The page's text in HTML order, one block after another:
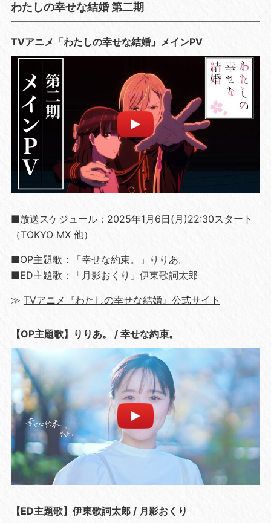
わたしの幸せな結婚 第二期
TVアニメ「わたしの幸せな結婚」メインPV
■放送スケジュール：2025年1月6日(月)22:30スタート
（TOKYO MX 他）
■OP主題歌：「幸せな約束。」りりあ。
■ED主題歌：「月影おくり」伊東歌詞太郎
≫ TVアニメ『わたしの幸せな結婚』公式サイト
【OP主題歌】りりあ。 / 幸せな約束。
【ED主題歌】伊東歌詞太郎 / 月影おくり